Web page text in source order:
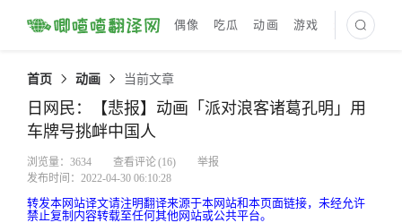
偶像 吃瓜 动画 游戏 最新译文
首页 动画 当前文章
日网民：【悲报】动画「派对浪客诸葛孔明」用
车牌号挑衅中国人
浏览量：3634 查看评论(16)
举报
发布时间：2022-04-30 06:10:28
转发本网站译文请注明翻译来源于本网站和本页面链接，未经允许
禁止复制内容转载至任何其他网站或公共平台。